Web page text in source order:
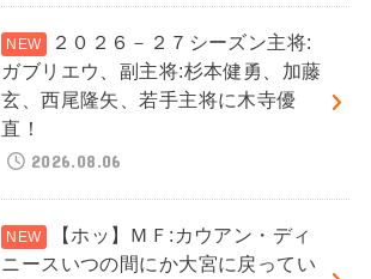
２０２６－２７シーズン主将:
ガブリエウ、副主将:杉本健勇、加藤
玄、西尾隆矢、若手主将に木寺優
直！
2026.08.06
【ホッ】ＭＦ:カウアン・ディ
ニースいつの間にか大宮に戻ってい